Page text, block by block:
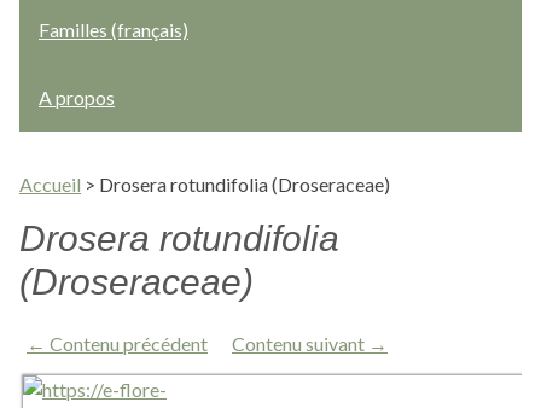
Familles (français)
A propos
Accueil > Drosera rotundifolia (Droseraceae)
Drosera rotundifolia
(Droseraceae)
← Contenu précédent Contenu suivant →